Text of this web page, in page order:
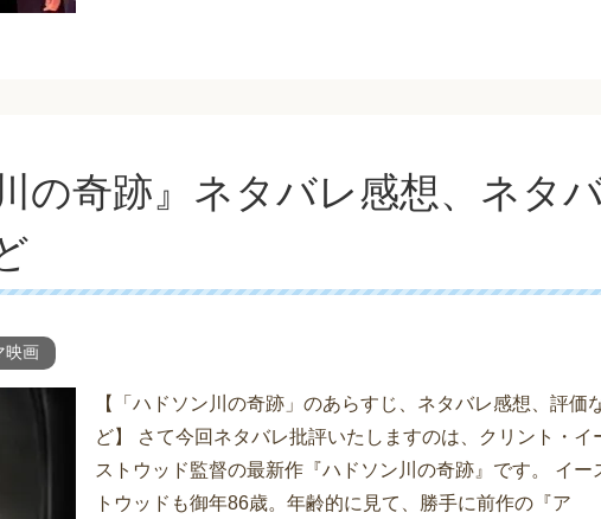
の奇跡』ネタバレ感想、ネタ
映画
【「ハドソン川の奇跡」のあらすじ、ネタバレ感想、評価
ど】 さて今回ネタバレ批評いたしますのは、クリント・イ
ストウッド監督の最新作『ハドソン川の奇跡』です。 イー
トウッドも御年86歳。年齢的に見て、勝手に前作の『ア